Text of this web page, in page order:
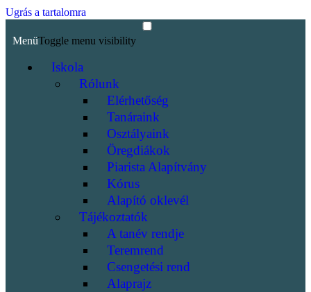
Ugrás a tartalomra
MenüToggle menu visibility
Iskola
Rólunk
Elérhetőség
Tanáraink
Osztályaink
Öregdiákok
Piarista Alapítvány
Kórus
Alapító oklevél
Tájékoztatók
A tanév rendje
Teremrend
Csengetési rend
Alaprajz